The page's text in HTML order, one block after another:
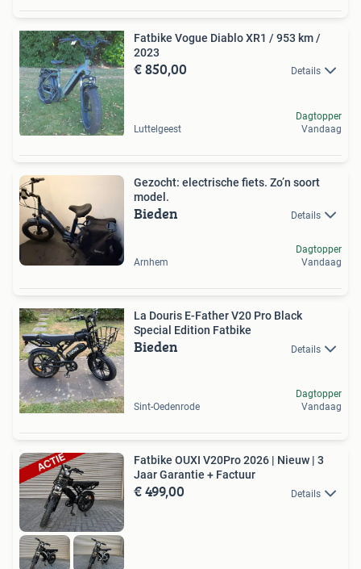
Fatbike Vogue Diablo XR1 / 953 km /
2023
€ 850,00 Details
Luttelgeest
Dagtopper
Vandaag
Gezocht: electrische fiets. Zo’n soort
model.
Bieden Details
Arnhem
Dagtopper
Vandaag
La Douris E-Father V20 Pro Black
Special Edition Fatbike
Bieden Details
Sint-Oedenrode
Dagtopper
Vandaag
Fatbike OUXI V20Pro 2026 | Nieuw | 3
Jaar Garantie + Factuur
€ 499,00 Details